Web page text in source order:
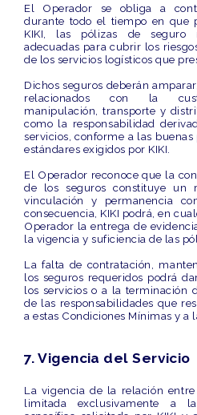
El Operador se obliga a
durante todo el tiempo en que
KIKI, las pólizas de seguro
adecuadas para cubrir los
de los servicios logísticos que
Dichos seguros deberán
relacionados con la
manipulación, transporte y
como la responsabilidad
servicios, conforme a las
estándares exigidos por KIKI.
El Operador reconoce que la
de los seguros constituye un
vinculación y permanencia
consecuencia, KIKI podrá, en
Operador la entrega de
la vigencia y suficiencia de las
La falta de contratación,
los seguros requeridos podrá
los servicios o a la terminación
de las responsabilidades que
a estas Condiciones Mínimas y a
7. Vigencia del Servicio
La vigencia de la relación
limitada exclusivamente a la